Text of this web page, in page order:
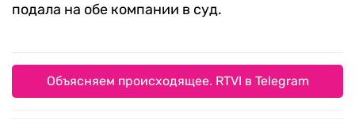
подала на обе компании в суд.
Объясняем происходящее. RTVI в Telegram